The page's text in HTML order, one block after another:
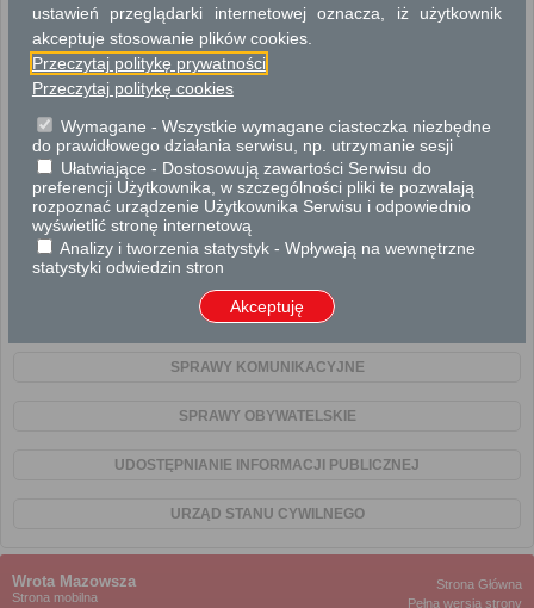
GOSPODARKA NIERUCHOMOŚCIAMI
KONSERWACJA ZABYTKÓW
OCHRONA ŚRODOWISKA
PODATKI I OPŁATY LOKALNE
POLITYKA LOKALOWA
SKARGI I WNIOSKI
SPRAWY KOMUNALNE
SPRAWY KOMUNIKACYJNE
SPRAWY OBYWATELSKIE
UDOSTĘPNIANIE INFORMACJI PUBLICZNEJ
URZĄD STANU CYWILNEGO
Wrota Mazowsza
Strona mobilna
Strona Główna
Pełna wersja strony
ustawień przeglądarki internetowej oznacza, iż użytkownik
akceptuje stosowanie plików cookies.
Przeczytaj politykę prywatności
Przeczytaj politykę cookies
Wymagane - Wszystkie wymagane ciasteczka niezbędne
do prawidłowego działania serwisu, np. utrzymanie sesji
Ułatwiające - Dostosowują zawartości Serwisu do
preferencji Użytkownika, w szczególności pliki te pozwalają
rozpoznać urządzenie Użytkownika Serwisu i odpowiednio
wyświetlić stronę internetową
Analizy i tworzenia statystyk - Wpływają na wewnętrzne
statystyki odwiedzin stron
Akceptuję